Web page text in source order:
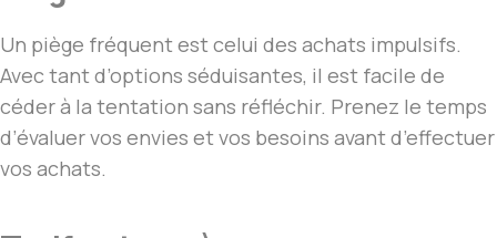
Un piège fréquent est celui des achats impulsifs.
Avec tant d’options séduisantes, il est facile de
céder à la tentation sans réfléchir. Prenez le temps
d’évaluer vos envies et vos besoins avant d’effectuer
vos achats.